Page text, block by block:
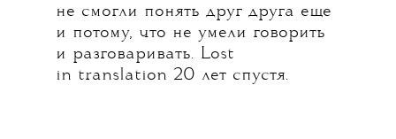
не смогли понять друг друга еще
и потому, что не умели говорить
и разговаривать. Lost
in translation 20 лет спустя.